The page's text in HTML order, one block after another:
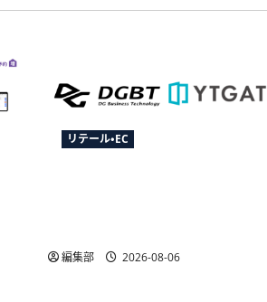
リテール・EC
編集部 2026-08-06